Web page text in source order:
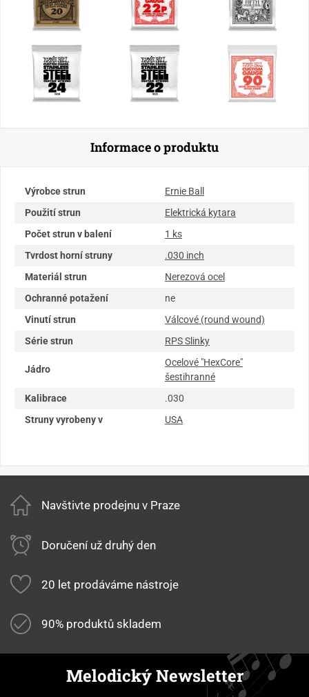
Informace o produktu
Výrobce strun
Ernie Ball
Použití strun
Elektrická kytara
Počet strun v balení
1 ks
Tvrdost horní struny
.030 inch
Materiál strun
Nerezová ocel
Ochranné potažení
ne
Vinutí strun
Válcové (round wound)
Série strun
RPS Slinky
Jádro
Ocelové "HexCore"
šestihranné
Kalibrace
.030
Struny vyrobeny v
USA
Navštivte prodejnu v Praze
Doručení už druhý den
20 let prodáváme nástroje
90% produktů skladem
Melodický Newsletter